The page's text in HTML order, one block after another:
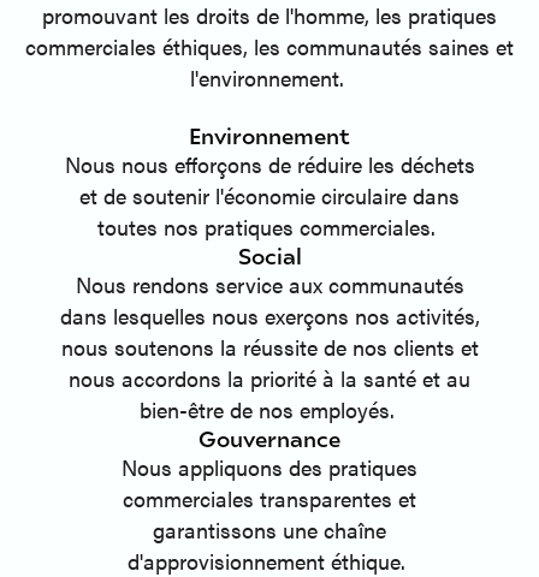
promouvant les droits de l'homme, les pratiques
commerciales éthiques, les communautés saines et
l'environnement.
Environnement
Nous nous efforçons de réduire les déchets
et de soutenir l'économie circulaire dans
toutes nos pratiques commerciales.
Social
Nous rendons service aux communautés
dans lesquelles nous exerçons nos activités,
nous soutenons la réussite de nos clients et
nous accordons la priorité à la santé et au
bien-être de nos employés.
Gouvernance
Nous appliquons des pratiques
commerciales transparentes et
garantissons une chaîne
d'approvisionnement éthique.